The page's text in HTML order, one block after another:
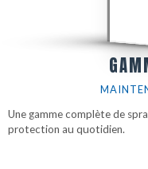
Une gamme complète de
protection au quotidien.